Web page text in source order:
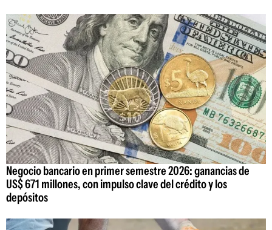
Negocio bancario en primer semestre 2026: ganancias de
US$ 671 millones, con impulso clave del crédito y los
depósitos